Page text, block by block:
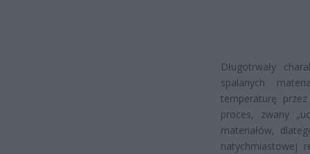
Długotrwały
spalanych
temperaturę
proces, zwany
materiałów,
natychmiastowej